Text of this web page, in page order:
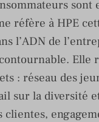
sont
réfère à HPE
l’ADN de
Elle
: réseau des
sur la diversité
clientes,